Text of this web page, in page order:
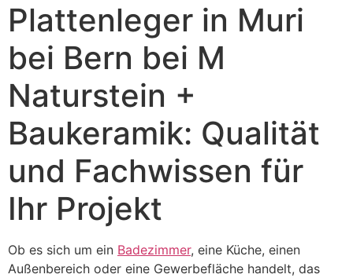
Plattenleger in Muri
bei Bern bei M
Naturstein +
Baukeramik: Qualität
und Fachwissen für
Ihr Projekt
Ob es sich um ein Badezimmer, eine Küche, einen
Außenbereich oder eine Gewerbefläche handelt, das